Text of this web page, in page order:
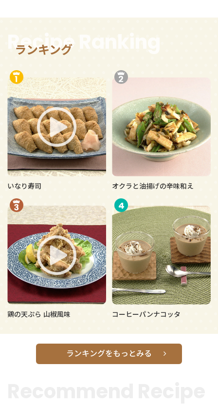
ランキング
Recipe Ranking
いなり寿司 オクラと油揚げの辛味和え
鶏の天ぷら 山椒風味
4
コーヒーパンナコッタ
ランキングをもっとみる